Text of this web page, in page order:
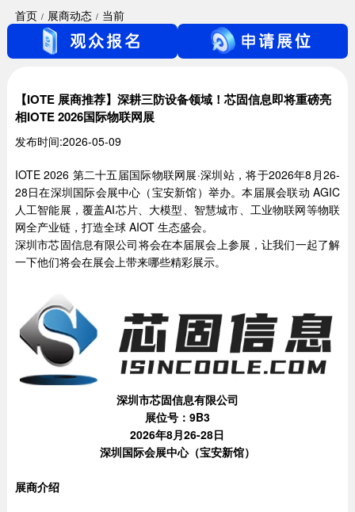
首页 展商动态 当前
【IOTE 展商推荐】深耕三防设备领域！芯固信息即将重磅亮
相IOTE 2026国际物联网展
发布时间:2026-05-09
IOTE 2026 第二十五届国际物联网展·深圳站，将于2026年8月26-
28日在深圳国际会展中心（宝安新馆）举办。本届展会联动 AGIC
人工智能展，覆盖AI芯片、大模型、智慧城市、工业物联网等物联
网全产业链，打造全球 AIOT 生态盛会。
深圳市芯固信息有限公司将会在本届展会上参展，让我们一起了解
一下他们将会在展会上带来哪些精彩展示。
深圳市芯固信息有限公司
展位号：9B3
2026年8月26-28日
深圳国际会展中心（宝安新馆）
展商介绍